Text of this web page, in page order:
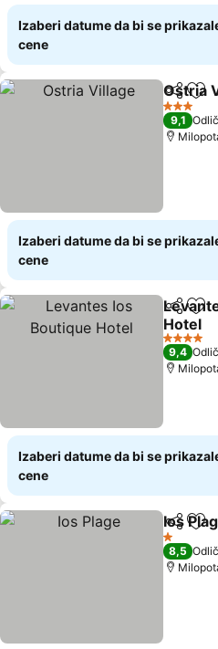
Izaberi datume da bi se
cene
Deli
Ostria
3 Zvezdice
9,1
Izaberi datume da bi se
cene
Deli
Hotel
4 Zvezdice
9,4
Izaberi datume da bi se
cene
Deli
Ios
1 Zvezdice
8,5